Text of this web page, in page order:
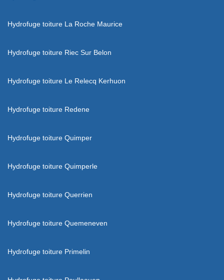
Hydrofuge toiture La Roche Maurice
Hydrofuge toiture Riec Sur Belon
Hydrofuge toiture Le Relecq Kerhuon
Hydrofuge toiture Redene
Hydrofuge toiture Quimper
Hydrofuge toiture Quimperle
Hydrofuge toiture Querrien
Hydrofuge toiture Quemeneven
Hydrofuge toiture Primelin